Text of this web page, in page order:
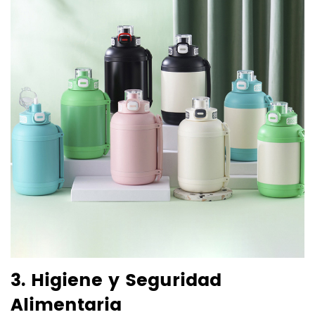
3. Higiene y Seguridad
Alimentaria